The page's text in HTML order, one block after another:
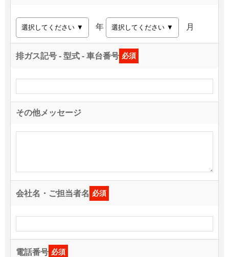
年 月
排ガス記号 - 型式 - 車台番号 必須
その他メッセージ
会社名・ご担当者名 必須
電話番号 必須